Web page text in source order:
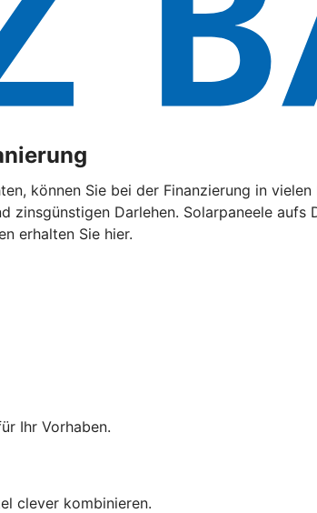
können Sie bei der Finanzierung in
Darlehen. Solarpaneele
erhalten Sie hier.
Ihr Vorhaben.
clever kombinieren.